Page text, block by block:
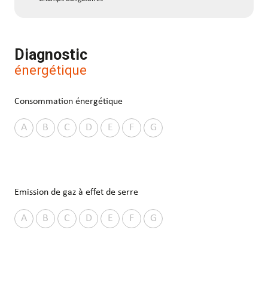
Diagnostic
énergétique
Consommation énergétique
A B C D E F G
Emission de gaz à effet de serre
A B C D E F G